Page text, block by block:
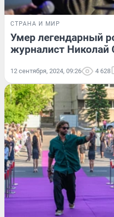
СТРАНА И МИР
Умер легендарный
журналист Николай
12 сентября, 2024, 09:26 4 628